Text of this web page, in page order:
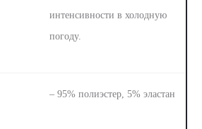
интенсивности в холодную
погоду.
– 95% полиэстер, 5% эластан